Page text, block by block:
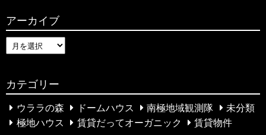
:
アーカイブ
ア
イ
ブ
カテゴリー
ウララの森 ドームハウス 南極地域観測隊
未分類
極地ハウス
賃貸だってオーガニック 賃貸物件